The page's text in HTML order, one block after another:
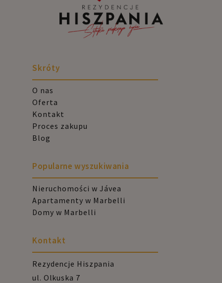
Skróty
O nas
Oferta
Kontakt
Proces zakupu
Blog
Popularne wyszukiwania
Nieruchomości w Jávea
Apartamenty w Marbelli
Domy w Marbelli
Kontakt
Rezydencje Hiszpania
ul. Olkuska 7